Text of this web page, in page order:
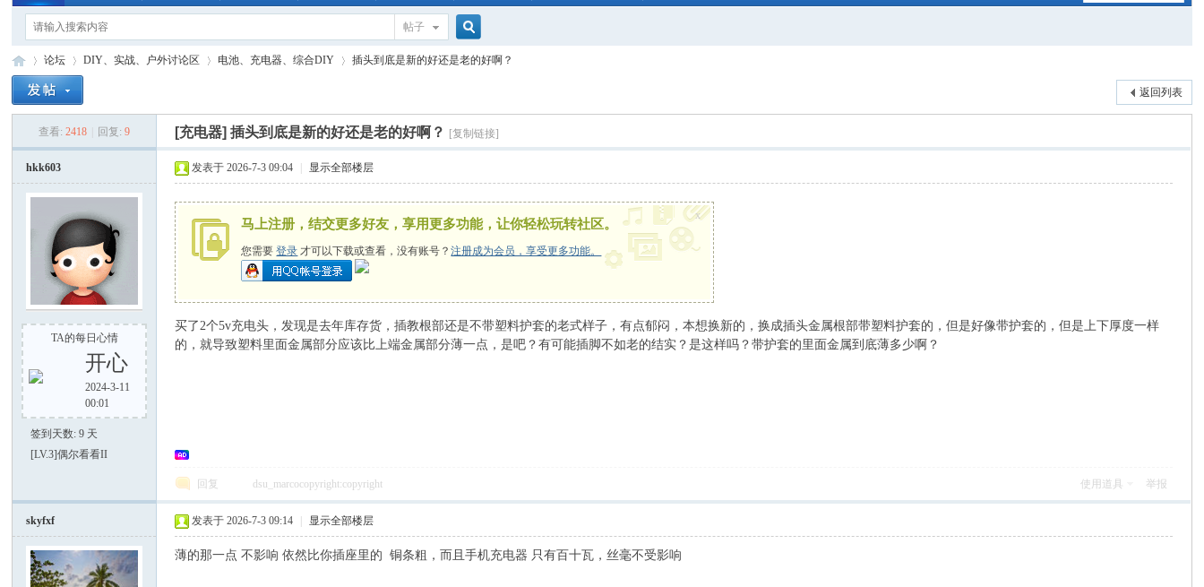
帖子
搜
索
论坛
›
DIY、实战、户外讨论区
›
电池、充电器、综合DIY
›
插头到底是新的好还是老的好啊？
返回列表
查看: 2418 回复: 9 [充电器]插头到底是新的好还是老的好啊？ [复制链接]
hkk603
TA的每日心情
开心
2024-3-11
00:01
签到天数: 9 天
[LV.3]偶尔看看II
发表于 2026-7-3 09:04 显示全部楼层
马上注册，结交更多好友，享用更多功能，让你轻松玩转社区。
您需要登录 才可以下载或查看，没有账号？注册成为会员，享受更多功能。
x
买了2个5v充电头，发现是去年库存货，插教根部还是不带塑料护套的老式样子，有点郁闷，本想换新的，换成插头金属根部带塑料护套的，但是好像带护套的，但是上下厚度一样
的，就导致塑料里面金属部分应该比上端金属部分薄一点，是吧？有可能插脚不如老的结实？是这样吗？带护套的里面金属到底薄多少啊？
回复 dsu_marcocopyright:copyright 使用道具 举报
skyfxf 发表于 2026-7-3 09:14 显示全部楼层
薄的那一点 不影响 依然比你插座里的 铜条粗，而且手机充电器 只有百十瓦，丝毫不受影响